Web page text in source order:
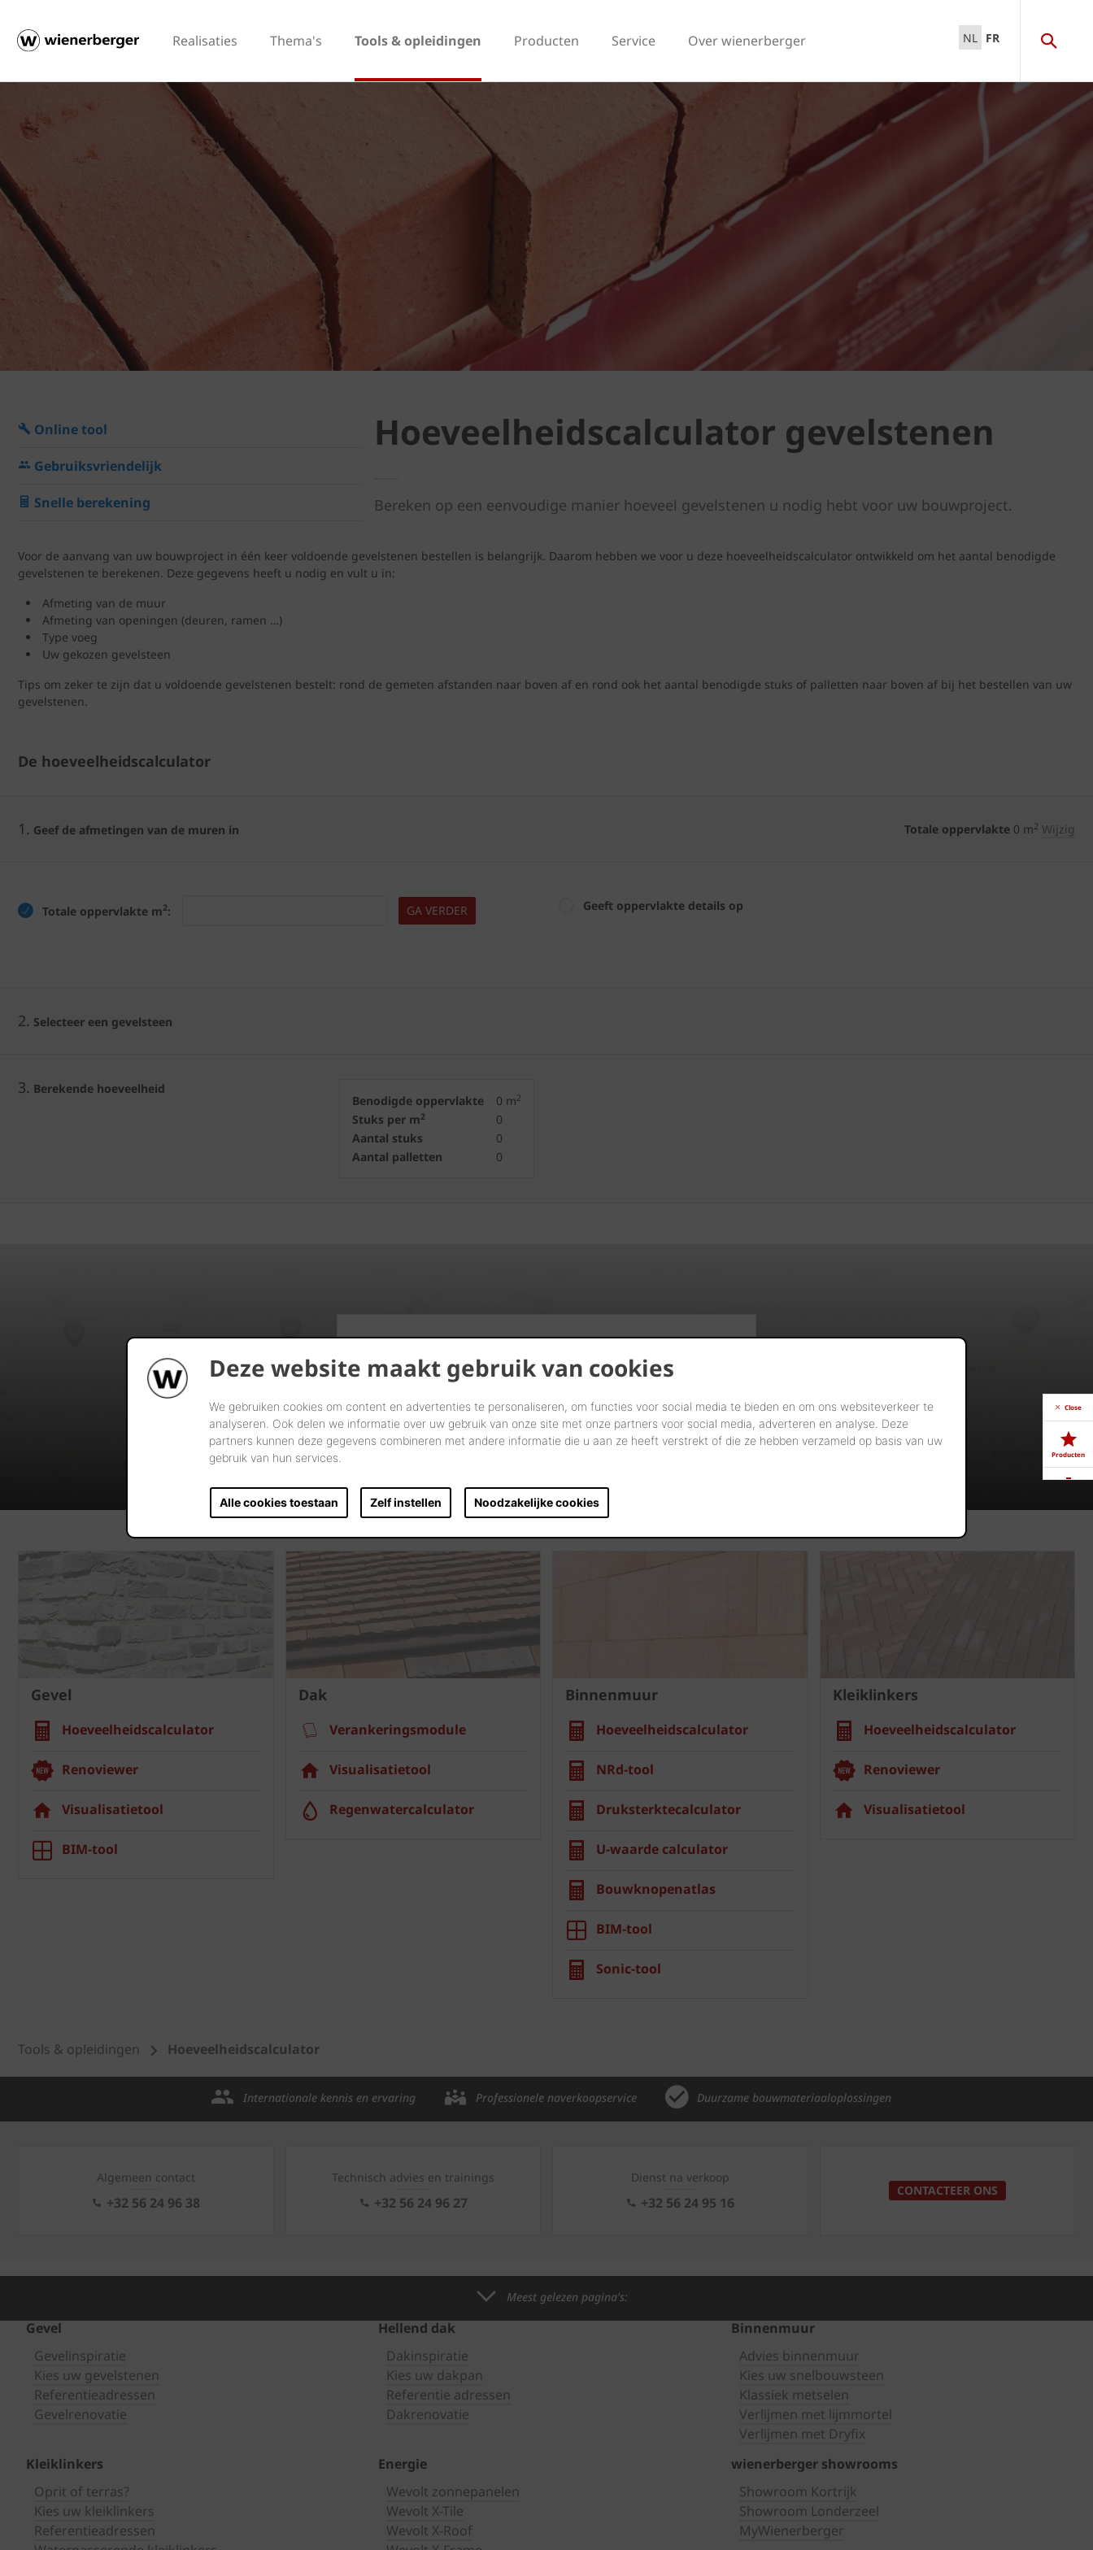
Deze website maakt gebruik van cookies
We gebruiken cookies om content en advertenties te personaliseren, om functies voor social media te bieden en om ons websiteverkeer te
analyseren. Ook delen we informatie over uw gebruik van onze site met onze partners voor social media, adverteren en analyse. Deze
partners kunnen deze gegevens combineren met andere informatie die u aan ze heeft verstrekt of die ze hebben verzameld op basis van uw
gebruik van hun services.
Alle cookies toestaan Zelf instellen Noodzakelijke cookies
Realisaties Thema's Tools & opleidingen Producten Service Over wienerberger NL FR
Online tool
Gebruiksvriendelijk
Snelle berekening
Hoeveelheidscalculator gevelstenen
Bereken op een eenvoudige manier hoeveel gevelstenen u nodig hebt voor uw bouwproject.
Voor de aanvang van uw bouwproject in één keer voldoende gevelstenen bestellen is belangrijk. Daarom hebben we voor u deze hoeveelheidscalculator ontwikkeld om het aantal benodigde
gevelstenen te berekenen. Deze gegevens heeft u nodig en vult u in:
Afmeting van de muur
Afmeting van openingen (deuren, ramen …)
Type voeg
Uw gekozen gevelsteen
Tips om zeker te zijn dat u voldoende gevelstenen bestelt: rond de gemeten afstanden naar boven af en rond ook het aantal benodigde stuks of palletten naar boven af bij het bestellen van uw
gevelstenen.
De hoeveelheidscalculator
1. Geef de afmetingen van de muren in Totale oppervlakte 0 m2 Wijzig
Totale oppervlakte m2: GA VERDER Geeft oppervlakte details op
2. Selecteer een gevelsteen
3. Berekende hoeveelheid
Benodigde oppervlakte 0 m2
Stuks per m2
0
Aantal stuks
0
Aantal palletten
0
Vind verdelers in uw buurt
START UW ZOEKTOCHT
Gevel
Hoeveelheidscalculator
Renoviewer
Visualisatietool
BIM-tool
Dak
Verankeringsmodule
Visualisatietool
Regenwatercalculator
Binnenmuur
Hoeveelheidscalculator
NRd-tool
Druksterktecalculator
U-waarde calculator
Bouwknopenatlas
BIM-tool
Sonic-tool
Kleiklinkers
Hoeveelheidscalculator
Renoviewer
Visualisatietool
Close
Producten
Tools & opleidingen Hoeveelheidscalculator
Internationale kennis en ervaring Professionele naverkoopservice Duurzame bouwmateriaaloplossingen
Algemeen contact
+32 56 24 96 38
Technisch advies en trainings
+32 56 24 96 27
Dienst na verkoop
+32 56 24 95 16
CONTACTEER ONS
Meest gelezen pagina's:
Gevel
Gevelinspiratie
Kies uw gevelstenen
Referentieadressen
Gevelrenovatie
Hellend dak
Dakinspiratie
Kies uw dakpan
Referentie adressen
Dakrenovatie
Binnenmuur
Advies binnenmuur
Kies uw snelbouwsteen
Klassiek metselen
Verlijmen met lijmmortel
Verlijmen met Dryfix
Kleiklinkers
Oprit of terras?
Kies uw kleiklinkers
Referentieadressen
Energie
Wevolt zonnepanelen
Wevolt X-Tile
Wevolt X-Roof
wienerberger showrooms
Showroom Kortrijk
Showroom Londerzeel
MyWienerberger